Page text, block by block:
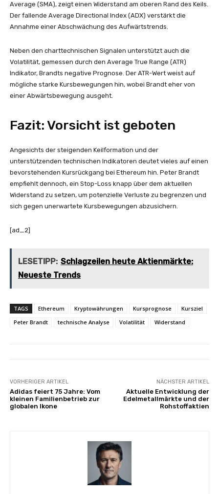
Average (SMA), zeigt einen Widerstand am oberen Rand des Keils.
Der fallende Average Directional Index (ADX) verstärkt die
Annahme einer Abschwächung des Aufwärtstrends.
Neben den charttechnischen Signalen unterstützt auch die
Volatilität, gemessen durch den Average True Range (ATR)
Indikator, Brandts negative Prognose. Der ATR-Wert weist auf
mögliche starke Kursbewegungen hin, wobei Brandt eher von
einer Abwärtsbewegung ausgeht.
Fazit: Vorsicht ist geboten
Angesichts der steigenden Keilformation und der
unterstützenden technischen Indikatoren deutet vieles auf einen
bevorstehenden Kursrückgang bei Ethereum hin. Peter Brandt
empfiehlt dennoch, ein Stop-Loss knapp über dem aktuellen
Widerstand zu setzen, um potenzielle Verluste zu begrenzen und
sich gegen unerwartete Kursbewegungen abzusichern.
[ad_2]
LESETIPP: Schlagzeilen heute Aktienmärkte:
Neueste Trends
TAGS Ethereum Kryptowährungen Kursprognose
Kursziel
Peter Brandt
technische Analyse Volatilität Widerstand
VORHERIGER ARTIKEL
Adidas feiert 75 Jahre: Vom
kleinen Familienbetrieb zur
globalen Ikone
NÄCHSTER ARTIKEL
Aktuelle Entwicklung der
Edelmetallmärkte und der
Rohstoffaktien